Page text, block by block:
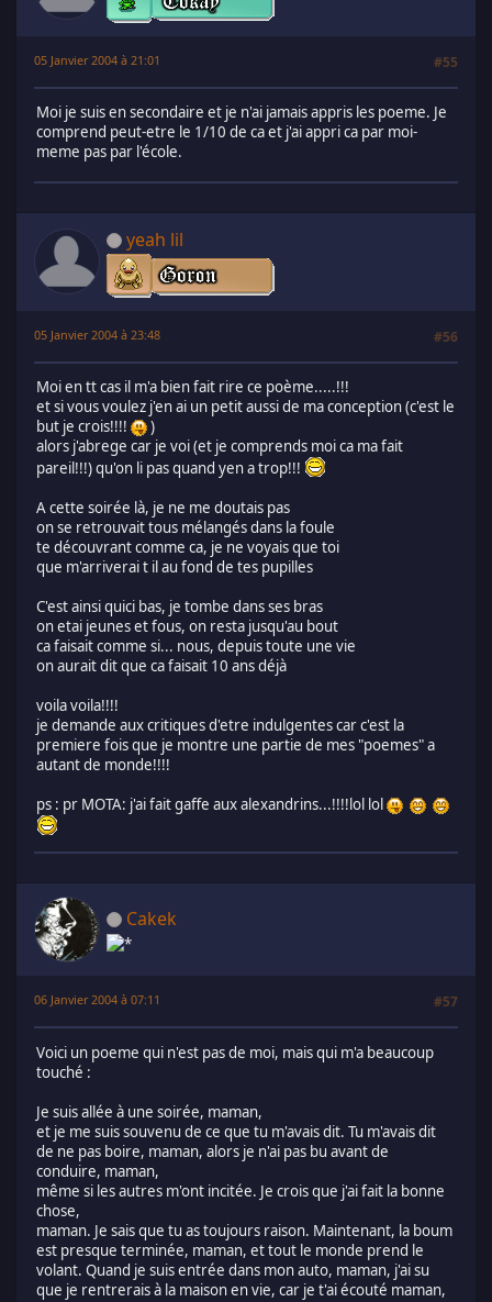
05 Janvier 2004 à 21:01 #55
Moi je suis en secondaire et je n'ai jamais appris les poeme. Je
comprend peut-etre le 1/10 de ca et j'ai appri ca par moi-
meme pas par l'école.
yeah lil
05 Janvier 2004 à 23:48 #56
Moi en tt cas il m'a bien fait rire ce poème.....!!!
et si vous voulez j'en ai un petit aussi de ma conception (c'est le
but je crois!!!!
)
alors j'abrege car je voi (et je comprends moi ca ma fait
pareil!!!) qu'on li pas quand yen a trop!!!
A cette soirée là, je ne me doutais pas
on se retrouvait tous mélangés dans la foule
te découvrant comme ca, je ne voyais que toi
que m'arriverai t il au fond de tes pupilles
C'est ainsi quici bas, je tombe dans ses bras
on etai jeunes et fous, on resta jusqu'au bout
ca faisait comme si... nous, depuis toute une vie
on aurait dit que ca faisait 10 ans déjà
voila voila!!!!
je demande aux critiques d'etre indulgentes car c'est la
premiere fois que je montre une partie de mes "poemes" a
autant de monde!!!!
ps : pr MOTA: j'ai fait gaffe aux alexandrins...!!!!lol lol
Cakek
06 Janvier 2004 à 07:11 #57
Voici un poeme qui n'est pas de moi, mais qui m'a beaucoup
touché :
Je suis allée à une soirée, maman,
et je me suis souvenu de ce que tu m'avais dit. Tu m'avais dit
de ne pas boire, maman, alors je n'ai pas bu avant de
conduire, maman,
même si les autres m'ont incitée. Je crois que j'ai fait la bonne
chose,
maman. Je sais que tu as toujours raison. Maintenant, la boum
est presque terminée, maman, et tout le monde prend le
volant. Quand je suis entrée dans mon auto, maman, j'ai su
que je rentrerais à la maison en vie, car je t'ai écouté maman,